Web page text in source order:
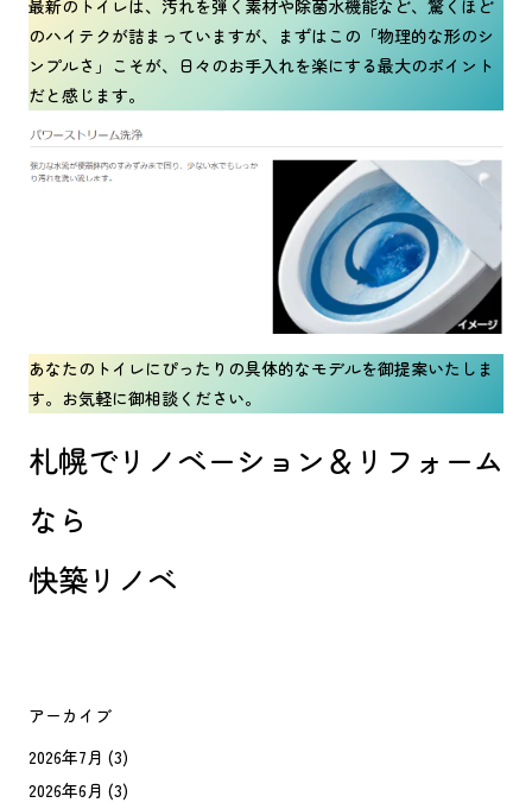
アーカイブ
2026年7月 (3)
2026年6月 (3)
最新のトイレは、汚れを弾く素材や除菌水機能など、驚くほど
のハイテクが詰まっていますが、まずはこの「物理的な形のシ
ンプルさ」こそが、日々のお手入れを楽にする最大のポイント
だと感じます。
あなたのトイレにぴったりの具体的なモデルを御提案いたしま
す。お気軽に御相談ください。
札幌でリノベーション＆リフォーム
なら
快築リノベ